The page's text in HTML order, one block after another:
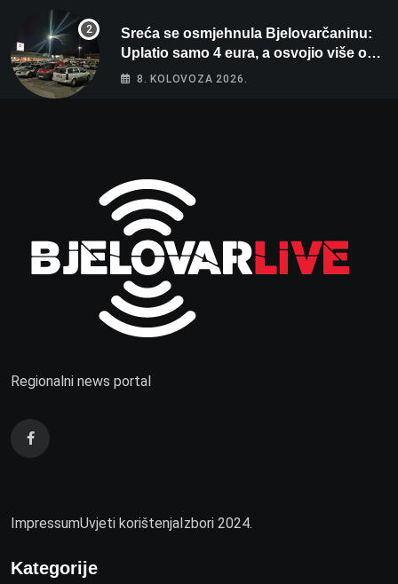
Sreća se osmjehnula Bjelovarčaninu:
Uplatio samo 4 eura, a osvojio više od
80 tisuća eura
8. KOLOVOZA 2026.
Regionalni news portal
ImpressumUvjeti korištenjaIzbori 2024.
Kategorije